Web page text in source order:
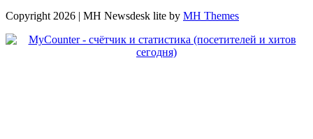
Copyright 2026 | MH Newsdesk lite by MH Themes